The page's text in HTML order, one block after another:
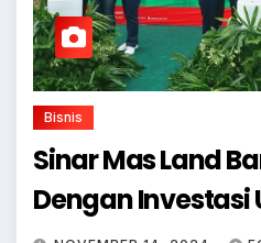
Bisnis
Sinar Mas Land
Dengan Investasi